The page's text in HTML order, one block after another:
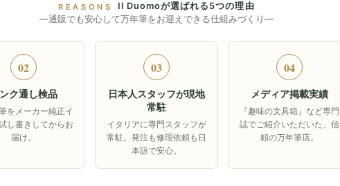
REASONS Il Duomoが選ばれる5つの理由
―通販でも安心して万年筆をお迎えできる仕組みづくり―
02
ク通し検品
をメーカー純正イ
し書きしてからお
届け。
03
日本人スタッフが現地
常駐
イタリアに専門スタッフが
常駐。発注も修理依頼も日
本語で安心。
04
メディア掲載実績
『趣味の文具箱』など専門
誌でご紹介いただいた、信
頼の万年筆店。